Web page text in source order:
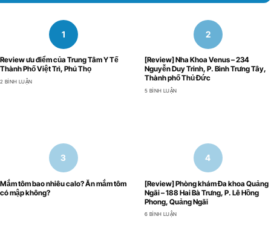
Review ưu điểm của Trung Tâm Y Tế
Thành Phố Việt Trì, Phú Thọ
2 BÌNH LUẬN
[Review] Nha Khoa Venus – 234
Nguyễn Duy Trinh, P. Bình Trưng Tây,
Thành phố Thủ Đức
5 BÌNH LUẬN
Mắm tôm bao nhiêu calo? Ăn mắm tôm
có mập không?
[Review] Phòng khám Đa khoa Quảng
Ngãi – 188 Hai Bà Trưng, P. Lê Hồng
Phong, Quảng Ngãi
6 BÌNH LUẬN